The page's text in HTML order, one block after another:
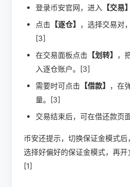
登录币安官网，进入 【交易】
点击 【逐仓】
，选择交易对
[3]
在交易面板点击 【划转】
，
入逐仓账户。[3]
需要时可点击 【借款】
，在
量。[3]
交易结束后，可在借还款页
币安还提示，切换保证金模式
选择好偏好的保证金模式，再开
[1]